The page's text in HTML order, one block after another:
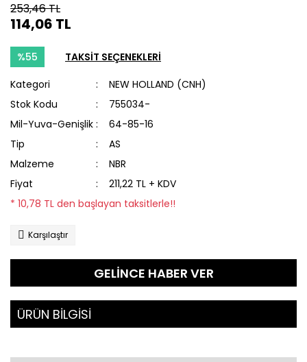
253,46 TL
114,06 TL
%55 TAKSİT SEÇENEKLERİ
Kategori
NEW HOLLAND (CNH)
Stok Kodu
755034-
Mil-Yuva-Genişlik
64-85-16
Tip
AS
Malzeme
NBR
Fiyat
211,22 TL + KDV
* 10,78 TL den başlayan taksitlerle!!
Karşılaştır
GELİNCE HABER VER
ÜRÜN BİLGİSİ